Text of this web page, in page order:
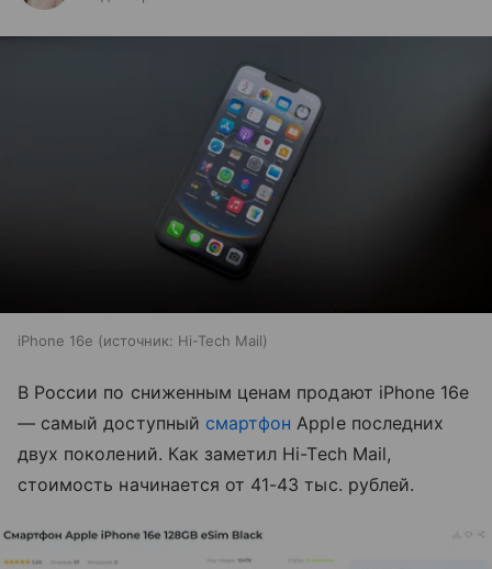
iPhone 16e источник: Hi-Tech Mail
В России по сниженным ценам продают iPhone 16e
— самый доступный смартфон Apple последних
двух поколений. Как заметил Hi-Tech Mail,
стоимость начинается от 41-43 тыс. рублей.